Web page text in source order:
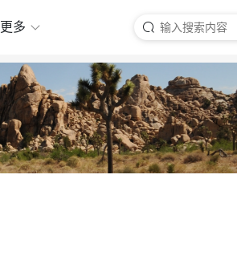
更多